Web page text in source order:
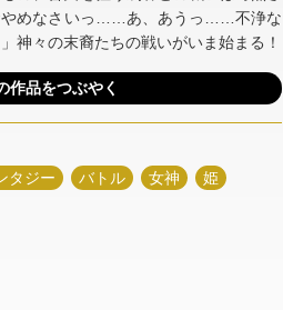
めなさいっ……あ、あうっ……不浄な
々の末裔たちの戦いがいま始まる！
作品をつぶやく
タジー バトル 女神
姫